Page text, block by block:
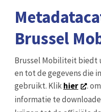
Brussel
Brussel Mobiliteit biedt
en tot de gegevens die
gebruikt. Klikhier
.
informatie te